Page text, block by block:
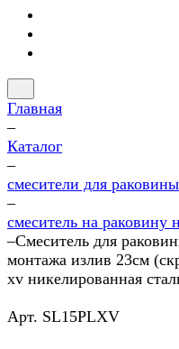
Главная
–
Каталог
–
смесители для раковины
–
смеситель на раковину
–Смеситель для
монтажа излив 23см
xv никелированная
Арт. SL15PLXV